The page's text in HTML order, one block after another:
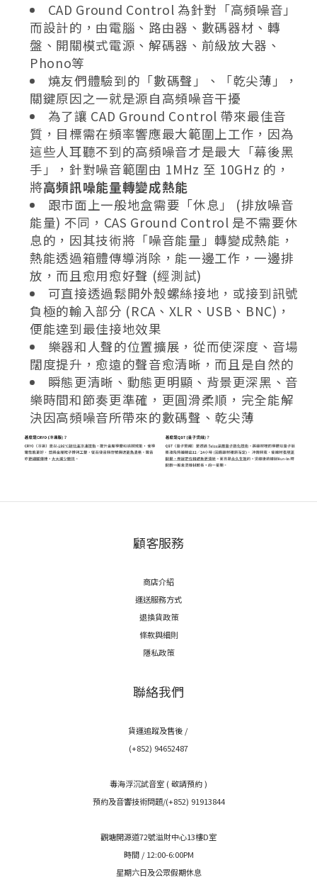
CAD Ground Control 為針對「高頻噪音」
而設計的，由電腦、路由器、數碼器材、轉
盤、開關模式電源、解碼器、前級放大器、
Phono等
燒友們體驗到的「數碼聲」、「乾尖薄」，
關鍵原因之一就是源自高頻噪音干擾
為了讓 CAD Ground Control 帶來最佳音
質，目標需在頻率響應最大範圍上工作，因為
這些人耳聽不到的高頻噪音才是最大「幕後黑
手」，針對噪音範圍由 1MHz 至 10GHz 的，
將高頻訊噪能量轉變成熱能
跟市面上一般地盒需要「休息」 (排放噪音
能量) 不同，CAS Ground Control 是不需要休
息的，因其技術將「噪音能量」轉變成熱能，
熱能透過箱體傳導消除，能一邊工作，一邊排
放，而且愈用愈好聲 (經測試)
可直接透過鬆開外殼螺絲接地，或接到訊號
負極的輸入部分 (RCA、XLR、USB、BNC)，
便能達到最佳接地效果
樂器和人聲的位置擴展，從而使深度、音場
闊度提升，愈遠的聲音愈清晰，而且是自然的
瞬態更清晰、動態更明顯、背景更深黑、音
樂時間和節奏更準確，更圓滑柔順，完全能解
決因高頻噪音所帶來的數碼聲、乾尖薄
顧客服務
商店介紹
運送服務方式
退換貨政策
條款與細則
隱私政策
聯絡我們
貨運追蹤及售後 /
(+852) 94652487
毒海浮沉試音室 ( 敬請預約 )
預約及音響技術問題/(+852) 91913844
觀塘開源道72號溢財中心13樓D室
時間 / 12:00-6:00PM
星期六日及公眾假期休息